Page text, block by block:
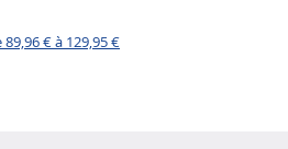
€ à 129,95 €